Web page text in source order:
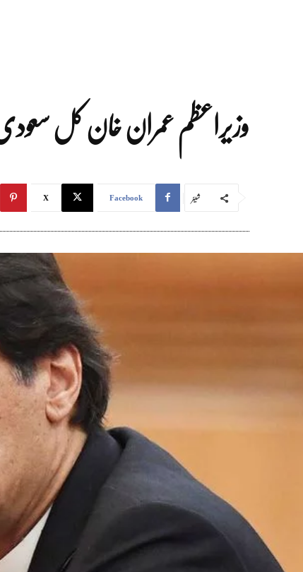
وزیراعظم عمران خان کل
شیئر Facebook
X